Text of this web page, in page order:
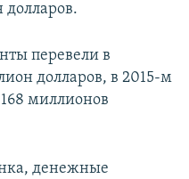
долларов.
перевели в
долларов, в 2015-м
миллионов
денежные